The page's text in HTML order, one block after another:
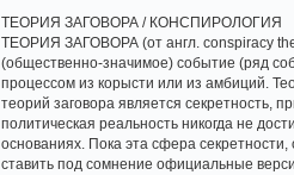
ТЕОРИЯ ЗАГОВОРА / КОНСПИРОЛОГИЯ
ТЕОРИЯ ЗАГОВОРА (от англ. conspiracy
(общественно-значимое) событие (ряд
процессом из корысти или из амбиций.
теорий заговора является секретность,
политическая реальность никогда не
основаниях. Пока эта сфера
ставить под сомнение официальные